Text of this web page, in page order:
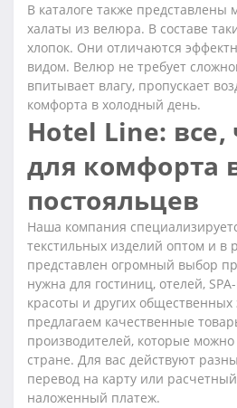
В каталоге также представлены
халаты из велюра. В составе
хлопок. Они отличаются
видом. Велюр не требует
впитывает влагу, пропускает
комфорта в холодный день.
Hotel Line:
для комфорта
постояльцев
Наша компания
текстильных изделий оптом и в
представлен огромный выбор
нужна для гостиниц, отелей,
красоты и других
предлагаем качественные
производителей, которые можно
стране. Для вас действуют
перевод на карту или
наложенный платеж.